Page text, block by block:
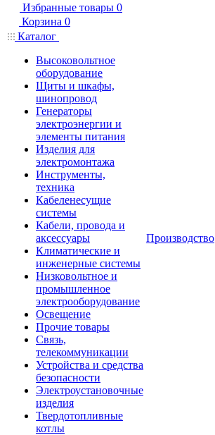
Избранные товары 0
Корзина 0
Каталог
Высоковольтное
оборудование
Щиты и шкафы,
шинопровод
Генераторы
электроэнергии и
элементы питания
Изделия для
электромонтажа
Инструменты,
техника
Кабеленесущие
системы
Кабели, провода и
аксессуары
Климатические и
инженерные системы
Низковольтное и
промышленное
электрооборудование
Освещение
Прочие товары
Связь,
телекоммуникации
Устройства и средства
безопасности
Электроустановочные
изделия
Твердотопливные
котлы
Производство